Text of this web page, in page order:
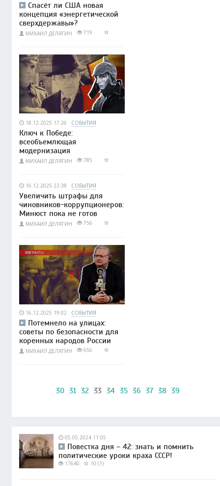
Спасёт ли США новая
концепция «энергетической
сверхдержавы»?
МИХАИЛ ДЕЛЯГИН 719
18.12.2025 17:26 СОБЫТИЯ
Ключ к Победе:
всеобъемлющая
модернизация
МИХАИЛ ДЕЛЯГИН 785
16.12.2025 23:38 СОБЫТИЯ
Увеличить штрафы для
чиновников-коррупционеров:
Минюст пока не готов
МИХАИЛ ДЕЛЯГИН 756
16.12.2025 19:02 СОБЫТИЯ
Потемнело на улицах:
советы по безопасности для
коренных народов России
МИХАИЛ ДЕЛЯГИН 656
30 31 32 33 34 35 36 37 38 39
05.05.2024 11:05
Повестка дня – 42: знать и помнить
политические уроки краха СССР!
17640 10 (1)